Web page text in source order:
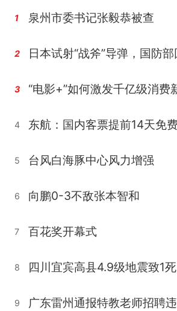
1 泉州市委书记张毅恭被查
2
3
4
5 台风白海豚中心风力增强
6 向鹏0-3不敌张本智和
7 百花奖开幕式
8 四川宜宾高县4.9级地震致1死
9